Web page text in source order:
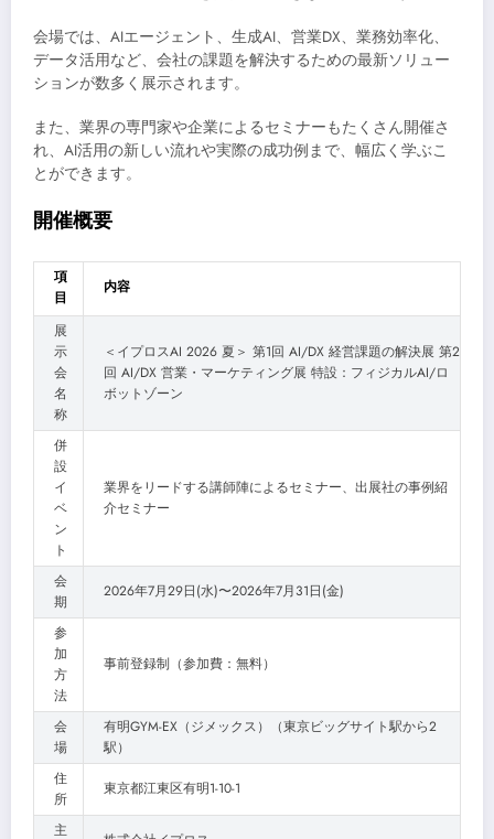
会場では、AIエージェント、生成AI、営業DX、業務効率化、
データ活用など、会社の課題を解決するための最新ソリュー
ションが数多く展示されます。
また、業界の専門家や企業によるセミナーもたくさん開催さ
れ、AI活用の新しい流れや実際の成功例まで、幅広く学ぶこ
とができます。
開催概要
項
目
内容
展
示
会
名
称
＜イプロスAI 2026 夏＞ 第1回 AI/DX 経営課題の解決展 第2
回 AI/DX 営業・マーケティング展 特設：フィジカルAI/ロ
ボットゾーン
併
設
イ
ベ
ン
ト
業界をリードする講師陣によるセミナー、出展社の事例紹
介セミナー
会
期
2026年7月29日(水)〜2026年7月31日(金)
参
加
方
法
事前登録制（参加費：無料）
会
場
有明GYM-EX（ジメックス）（東京ビッグサイト駅から2
駅）
住
所
東京都江東区有明1-10-1
主